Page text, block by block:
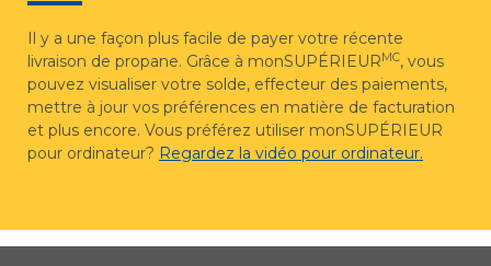
Il y a une façon plus facile de payer votre récente
livraison de propane. Grâce à monSUPÉRIEUR MC, vous
pouvez visualiser votre solde, effecteur des paiements,
mettre à jour vos préférences en matière de facturation
et plus encore. Vous préférez utiliser monSUPÉRIEUR
pour ordinateur? Regardez la vidéo pour ordinateur.